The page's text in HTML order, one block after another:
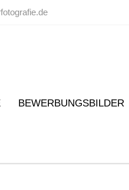
BEWERBUNGSBILDER